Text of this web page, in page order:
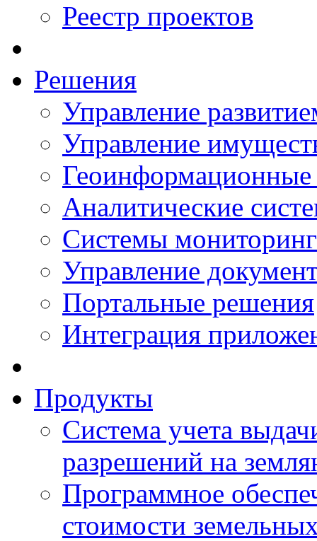
Реестр проектов
Решения
Управление
Управление
Аналитические
Системы
Управление
Портальные решения
Интеграция
Продукты
Система учета
разрешений на
Программное
стоимости